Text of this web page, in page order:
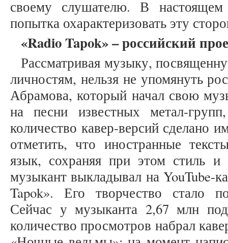
своему слушателю. В настоящем
попытка охарактеризовать эту
«Radio Tapok» – российский
Рассматривая музыку,
личностям, нельзя не упомянуть
Абрамова, который начал свою
на песни известных метал-
количество кавер-версий сделано
отметить, что иностранные
язык, сохраняя при этом стиль
музыкант выкладывал на YouTube-
Tapok». Его творчество стало
Сейчас у музыканта 2,67 млн
количество просмотров набрал